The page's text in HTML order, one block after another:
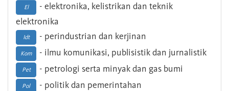
El
- elektronika, kelistrikan dan teknik
elektronika
Idt - perindustrian dan kerjinan
Kom - ilmu komunikasi, publisistik dan jurnalistik
Pet - petrologi serta minyak dan gas bumi
Pol - politik dan pemerintahan